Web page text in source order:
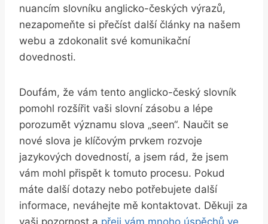
nuancím slovníku anglicko-českých výrazů,
nezapomeňte si přečíst další články na našem
webu a zdokonalit své komunikační
dovednosti.
Doufám, že vám tento anglicko-český slovník
pomohl rozšířit vaši slovní zásobu a lépe
porozumět významu slova „seen“. Naučit se
nové slova je klíčovým prvkem rozvoje
jazykových dovedností, a jsem rád, že jsem
vám mohl přispět k tomuto procesu. Pokud
máte další dotazy nebo potřebujete další
informace, neváhejte mě kontaktovat. Děkuji za
vaši pozornost a přeji vám mnoho úspěchů ve